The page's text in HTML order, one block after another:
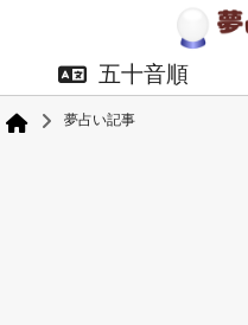
五十音順
夢占い記事